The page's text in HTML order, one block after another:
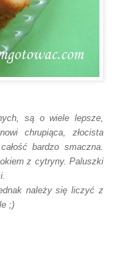
są o wiele lepsze,
chrupiąca,
złocista
bardzo smaczna.
z cytryny. Paluszki
należy się liczyć z
;)